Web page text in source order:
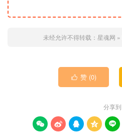
未经允许不得转载： 星魂网 »
 赞 (0)
分享到
    